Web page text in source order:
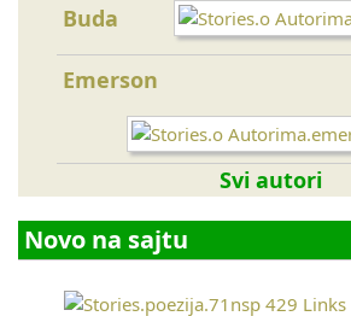
Buda
Emerson
Svi autori
Novo na sajtu